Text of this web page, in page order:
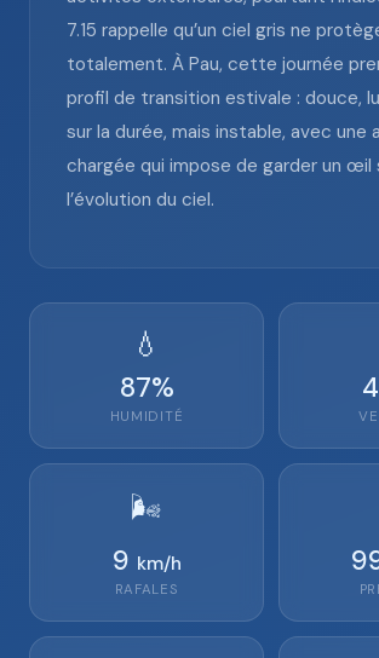
7.15 rappelle qu’un ciel gris ne
totalement. À Pau, cette journée
profil de transition estivale : douce,
sur la durée, mais instable, avec une
chargée qui impose de garder un œil
l’évolution du ciel.
💧
87%
HUMIDITÉ
4
🌬️
9 km/h
RAFALES